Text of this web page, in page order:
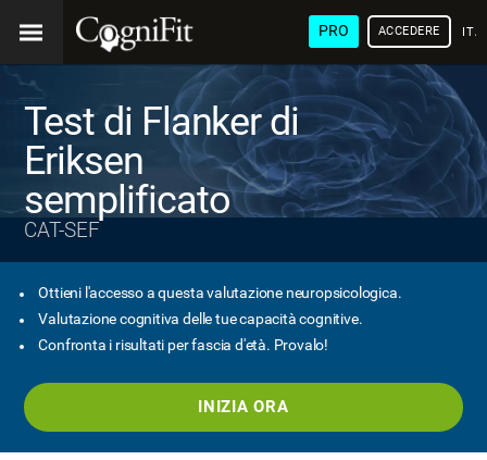
PRO ACCEDERE
Test di Flanker di
Eriksen
semplificato
CAT-SEF
Ottieni l'accesso a questa valutazione neuropsicologica.
Valutazione cognitiva delle tue capacità cognitive.
Confronta i risultati per fascia d'età. Provalo!
INIZIA ORA